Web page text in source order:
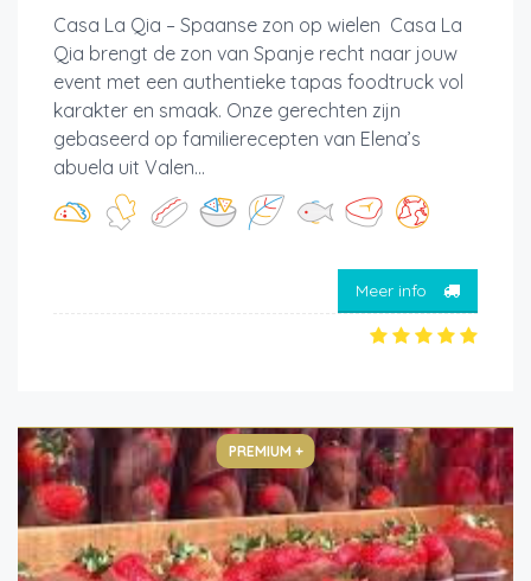
Casa La Qia – Spaanse zon op wielen Casa La
Qia brengt de zon van Spanje recht naar jouw
event met een authentieke tapas foodtruck vol
karakter en smaak. Onze gerechten zijn
gebaseerd op familierecepten van Elena’s
abuela uit Valen...
Meer info
PREMIUM +